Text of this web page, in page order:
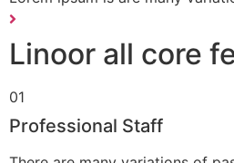
Lorem ipsum is are many
Website
Development
Lorem ipsum is are many